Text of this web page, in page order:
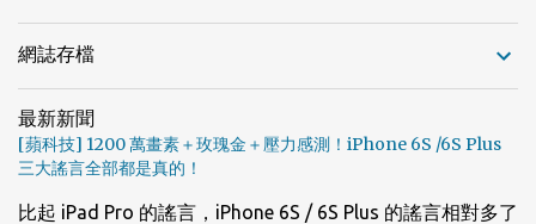
網誌存檔
最新新聞
[蘋科技] 1200 萬畫素＋玫瑰金＋壓力感測！iPhone 6S /6S Plus
三大謠言全部都是真的！
比起 iPad Pro 的謠言，iPhone 6S / 6S Plus 的謠言相對多了